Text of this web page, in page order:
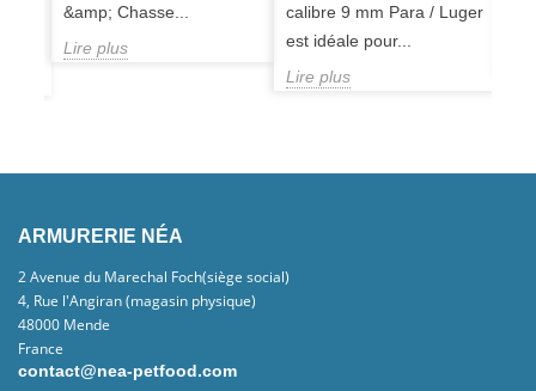
&amp; Chasse...
Lire plus
calibre 9 mm Para / Luger
est idéale pour...
Lire plus
ARMURERIE NÉA
2 Avenue du Marechal Foch(siège social)
4, Rue l'Angiran (magasin physique)
48000 Mende
France
contact@nea-petfood.com